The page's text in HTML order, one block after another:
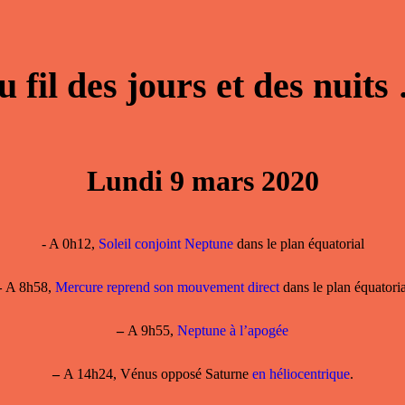
fil des jours et des
Lundi 9 mars 2020
- A 0h12, Soleil conjoint Neptunedans le plan équatorial
A 8h58, Mercure reprend son mouvement direct dans le plan
–A 9h55, Neptune à l’apogée
–A 14h24, Vénus opposé Saturne en héliocentrique.